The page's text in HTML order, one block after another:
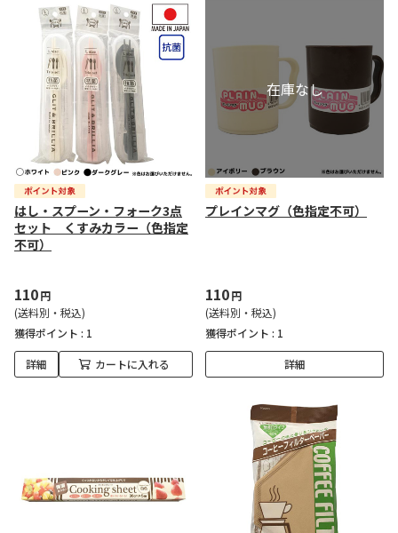
はし・スプーン・フォーク3点
セット くすみカラー（色指定
不可）
110円
(送料別・税込)
獲得ポイント : 1
詳細 カートに入れる
プレインマグ（色指定不可）
110円
(送料別・税込)
獲得ポイント : 1
詳細